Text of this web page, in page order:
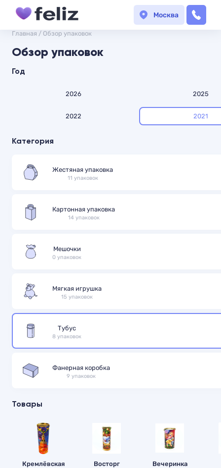
Москва
Главная / Обзор упаковок
Обзор упаковок
Год
2026 2025
2022 2021
Категория
Жестяная упаковка
11 упаковок
Картонная упаковка
14 упаковок
Мешочки
0 упаковок
Мягкая игрушка
15 упаковок
Тубус
8 упаковок
Фанерная коробка
9 упаковок
Товары
Кремлёвская Восторг Вечеринка